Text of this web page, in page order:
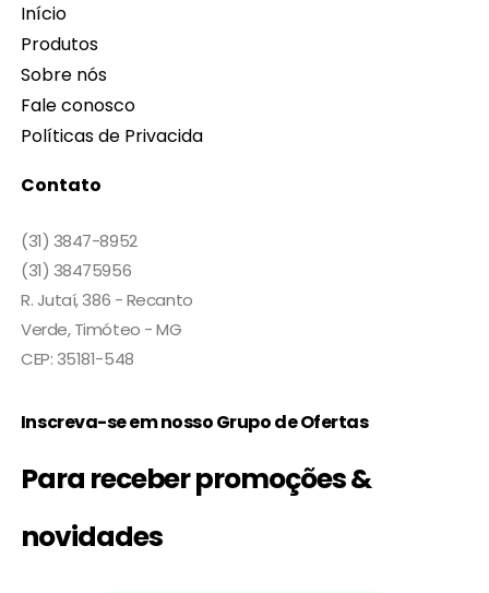
Início
Produtos
Sobre nós
Fale conosco
Políticas de Privacida
Contato
(31) 3847-8952
(31) 38475956
R. Jutaí, 386 - Recanto
Verde, Timóteo - MG
CEP: 35181-548
Inscreva-se em nosso Grupo de Ofertas
Para receber promoções &
novidades